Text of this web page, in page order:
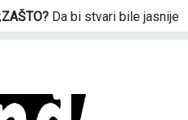
;ZAŠTO? Da bi stvari bile jasnije